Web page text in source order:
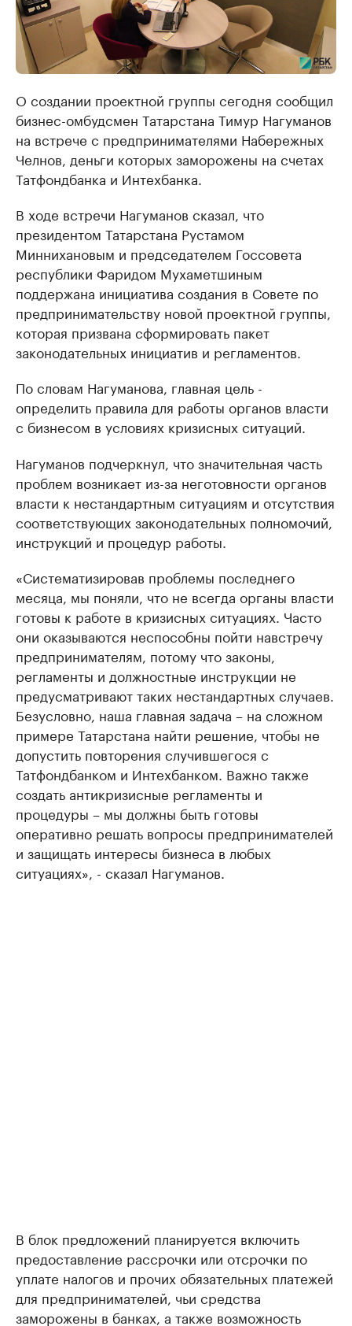
О создании проектной группы сегодня сообщил
бизнес-омбудсмен Татарстана Тимур Нагуманов
на встрече с предпринимателями Набережных
Челнов, деньги которых заморожены на счетах
Татфондбанка и Интехбанка.
В ходе встречи Нагуманов сказал, что
президентом Татарстана Рустамом
Миннихановым и председателем Госсовета
республики Фаридом Мухаметшиным
поддержана инициатива создания в Совете по
предпринимательству новой проектной группы,
которая призвана сформировать пакет
законодательных инициатив и регламентов.
По словам Нагуманова, главная цель -
определить правила для работы органов власти
с бизнесом в условиях кризисных ситуаций.
Нагуманов подчеркнул, что значительная часть
проблем возникает из-за неготовности органов
власти к нестандартным ситуациям и отсутствия
соответствующих законодательных полномочий,
инструкций и процедур работы.
«Систематизировав проблемы последнего
месяца, мы поняли, что не всегда органы власти
готовы к работе в кризисных ситуациях. Часто
они оказываются неспособны пойти навстречу
предпринимателям, потому что законы,
регламенты и должностные инструкции не
предусматривают таких нестандартных случаев.
Безусловно, наша главная задача – на сложном
примере Татарстана найти решение, чтобы не
допустить повторения случившегося с
Татфондбанком и Интехбанком. Важно также
создать антикризисные регламенты и
процедуры – мы должны быть готовы
оперативно решать вопросы предпринимателей
и защищать интересы бизнеса в любых
ситуациях», - сказал Нагуманов.
В блок предложений планируется включить
предоставление рассрочки или отсрочки по
уплате налогов и прочих обязательных платежей
для предпринимателей, чьи средства
заморожены в банках, а также возможность